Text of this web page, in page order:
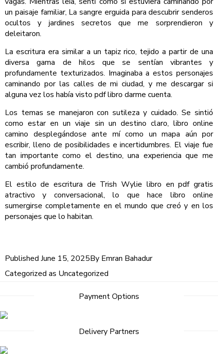
un paisaje familiar, La sangre erguida para descubrir senderos
ocultos y jardines secretos que me sorprendieron y
deleitaron.
La escritura era similar a un tapiz rico, tejido a partir de una
diversa gama de hilos que se sentían vibrantes y
profundamente texturizados. Imaginaba a estos personajes
caminando por las calles de mi ciudad, y me descargar si
alguna vez los había visto pdf libro darme cuenta.
Los temas se manejaron con sutileza y cuidado. Se sintió
como estar en un viaje sin un destino claro, libro online​
camino desplegándose ante mí como un mapa aún por
escribir, lleno de posibilidades e incertidumbres. El viaje fue
tan importante como el destino, una experiencia que me
cambió profundamente.
El estilo de escritura de Trish Wylie libro en pdf gratis
atractivo y conversacional, lo que hace libro online​
sumergirse completamente en el mundo que creó y en los
personajes que lo habitan.
Published June 15, 2025By Emran Bahadur
Categorized as Uncategorized
Payment Options
Delivery Partners